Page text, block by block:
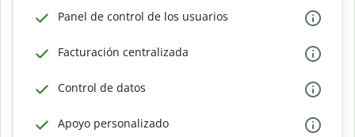
Panel de control de los usuarios
Facturación centralizada
Control de datos
Apoyo personalizado